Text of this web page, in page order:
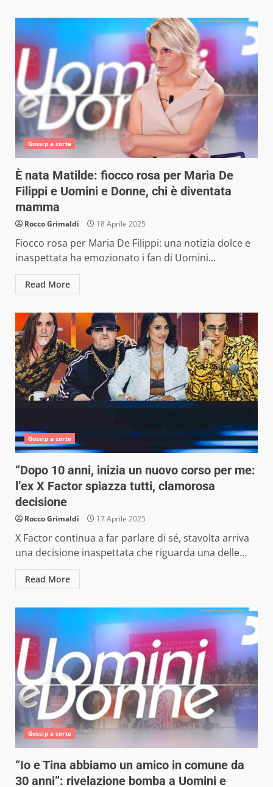
Gossip a corte
È nata Matilde: fiocco rosa per Maria De
Filippi e Uomini e Donne, chi è diventata
mamma
Rocco Grimaldi 18 Aprile 2025
Fiocco rosa per Maria De Filippi: una notizia dolce e
inaspettata ha emozionato i fan di Uomini...
Read More
Gossip a corte
“Dopo 10 anni, inizia un nuovo corso per me:
l’ex X Factor spiazza tutti, clamorosa
decisione
Rocco Grimaldi 17 Aprile 2025
X Factor continua a far parlare di sé, stavolta arriva
una decisione inaspettata che riguarda una delle...
Read More
Gossip a corte
“Io e Tina abbiamo un amico in comune da
30 anni”: rivelazione bomba a Uomini e